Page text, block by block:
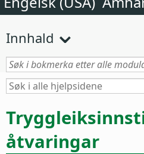
Innhald
åtvaringar